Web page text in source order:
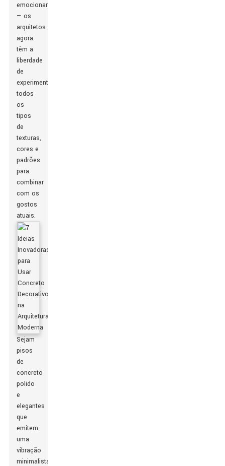
emocionante
— os
arquitetos
agora
têm a
liberdade
de
experimentar
todos
os
tipos
de
texturas,
cores e
padrões
para
combinar
com os
gostos
atuais.
Sejam
pisos
de
concreto
polido
e
elegantes
que
emitem
uma
vibração
minimalista